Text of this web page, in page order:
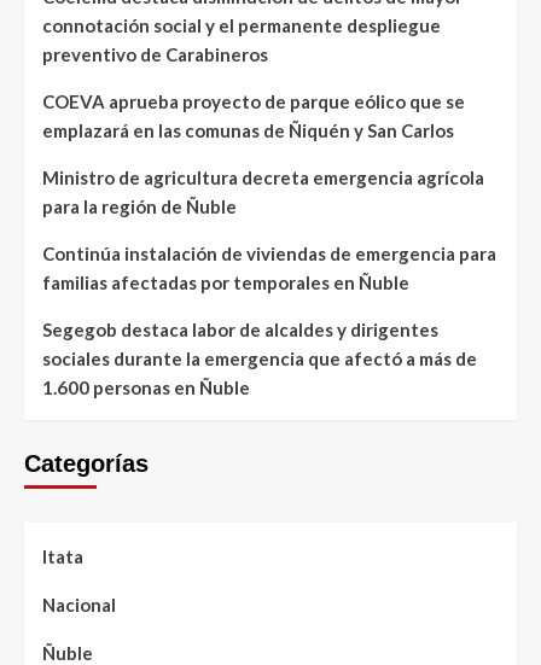
connotación social y el permanente despliegue
preventivo de Carabineros
COEVA aprueba proyecto de parque eólico que se
emplazará en las comunas de Ñiquén y San Carlos
Ministro de agricultura decreta emergencia agrícola
para la región de Ñuble
Continúa instalación de viviendas de emergencia para
familias afectadas por temporales en Ñuble
Segegob destaca labor de alcaldes y dirigentes
sociales durante la emergencia que afectó a más de
1.600 personas en Ñuble
Categorías
Itata
Nacional
Ñuble